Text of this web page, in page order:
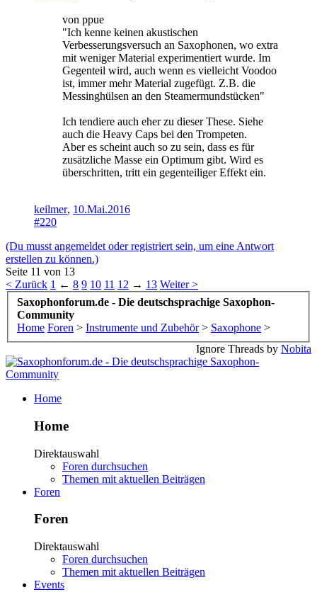
von ppue
"Ich kenne keinen akustischen
Verbesserungsversuch an Saxophonen, wo extra
mit weniger Material experimentiert wurde. Im
Gegenteil wird, auch wenn es vielleicht Voodoo
ist, immer mehr Material zugefügt. Z.B. die
Messinghülsen an den Steamermundstücken"
Ich tendiere auch eher zu dieser These. Siehe
auch die Heavy Caps bei den Trompeten.
Aber es scheint auch so zu sein, dass es für
zusätzliche Masse ein Optimum gibt. Wird es
überschritten, tritt ein gegenteiliger Effekt ein.
keilmer, 10.Mai.2016
#220
(Du musst angemeldet oder registriert sein, um eine Antwort
erstellen zu können.)
Seite 11 von 13
< Zurück 1 ← 8 9 10 11 12 → 13 Weiter >
Saxophonforum.de - Die deutschsprachige Saxophon-
Community
Home Foren > Instrumente und Zubehör > Saxophone >
Ignore Threads by Nobita
Home
Home
Direktauswahl
Foren durchsuchen
Themen mit aktuellen Beiträgen
Foren
Foren
Direktauswahl
Foren durchsuchen
Themen mit aktuellen Beiträgen
Events